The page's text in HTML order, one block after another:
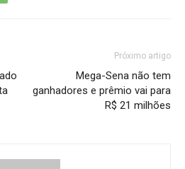
Próximo artigo
Mega-Sena não tem
ganhadores e prêmio vai para
R$ 21 milhões